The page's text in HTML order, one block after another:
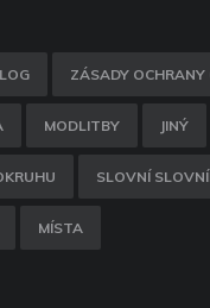
ZÁSADY OCHRANY
MODLITBY JINÝ
SLOVNÍ
MÍSTA